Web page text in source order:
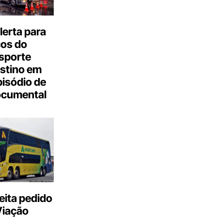
para
do
em
de
pedido